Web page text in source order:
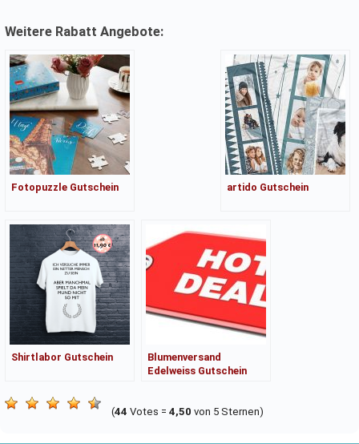
Weitere Rabatt Angebote:
Fotopuzzle Gutschein artido Gutschein
Shirtlabor Gutschein
Blumenversand
Edelweiss Gutschein
(44 Votes = 4,50 von 5 Sternen)